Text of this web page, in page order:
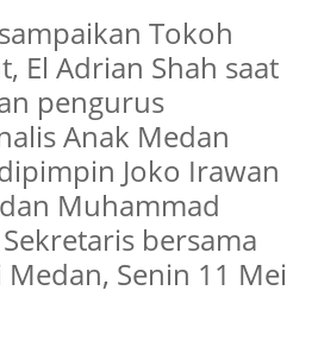
Tokoh
El Adrian Shah saat
pengurus
Anak Medan
Joko Irawan
Muhammad
bersama
Senin 11 Mei